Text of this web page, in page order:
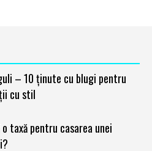
– 10 ținute cu blugi pentru
cu stil
o taxă pentru casarea unei